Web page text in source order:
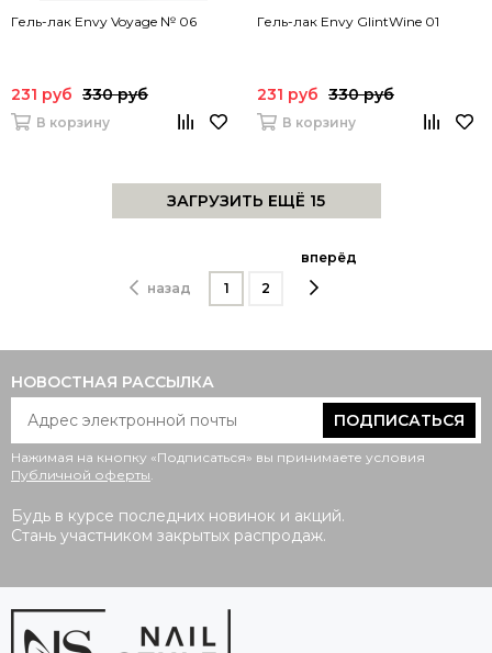
Гель-лак Envy Voyage № 06
231 руб 330 руб
В корзину
Гель-лак Envy GlintWine 01
231 руб 330 руб
В корзину
ЗАГРУЗИТЬ ЕЩЁ 15
назад 1 2
вперёд
НОВОСТНАЯ РАССЫЛКА
ПОДПИСАТЬСЯ
Нажимая на кнопку «Подписаться» вы принимаете условия
Публичной оферты
Будь в курсе последних новинок и акций.
Стань участником закрытых распродаж.